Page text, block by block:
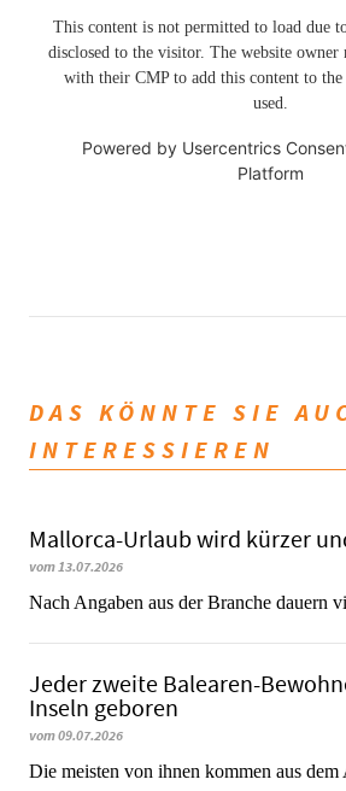
This content is not permitted to load due
disclosed to the visitor. The website owner
with their CMP to add this content to
used.
Powered by Usercentrics
Platform
DAS KÖNNTE SIE
INTERESSIEREN
Mallorca-Urlaub wird kürzer
vom 13.07.2026
Nach Angaben aus der Branche dauern
Jeder zweite Balearen-
Inseln geboren
vom 09.07.2026
Die meisten von ihnen kommen aus dem